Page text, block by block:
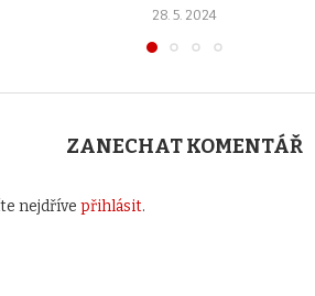
28. 5. 2024
ZANECHAT KOMENTÁŘ
nejdříve přihlásit.